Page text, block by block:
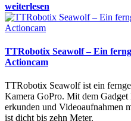
weiterlesen
TTRobotix Seawolf – Ein
Actioncam
TTRobotix Seawolf ist ein
Kamera GoPro. Mit dem Gadget
erkunden und Videoaufnahmen
ist dicht bis zehn Meter.